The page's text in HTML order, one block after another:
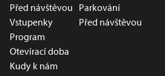
Před návštěvou
Vstupenky
Program
Otevírací doba
Kudy k nám
Parkování
Před návštěvou